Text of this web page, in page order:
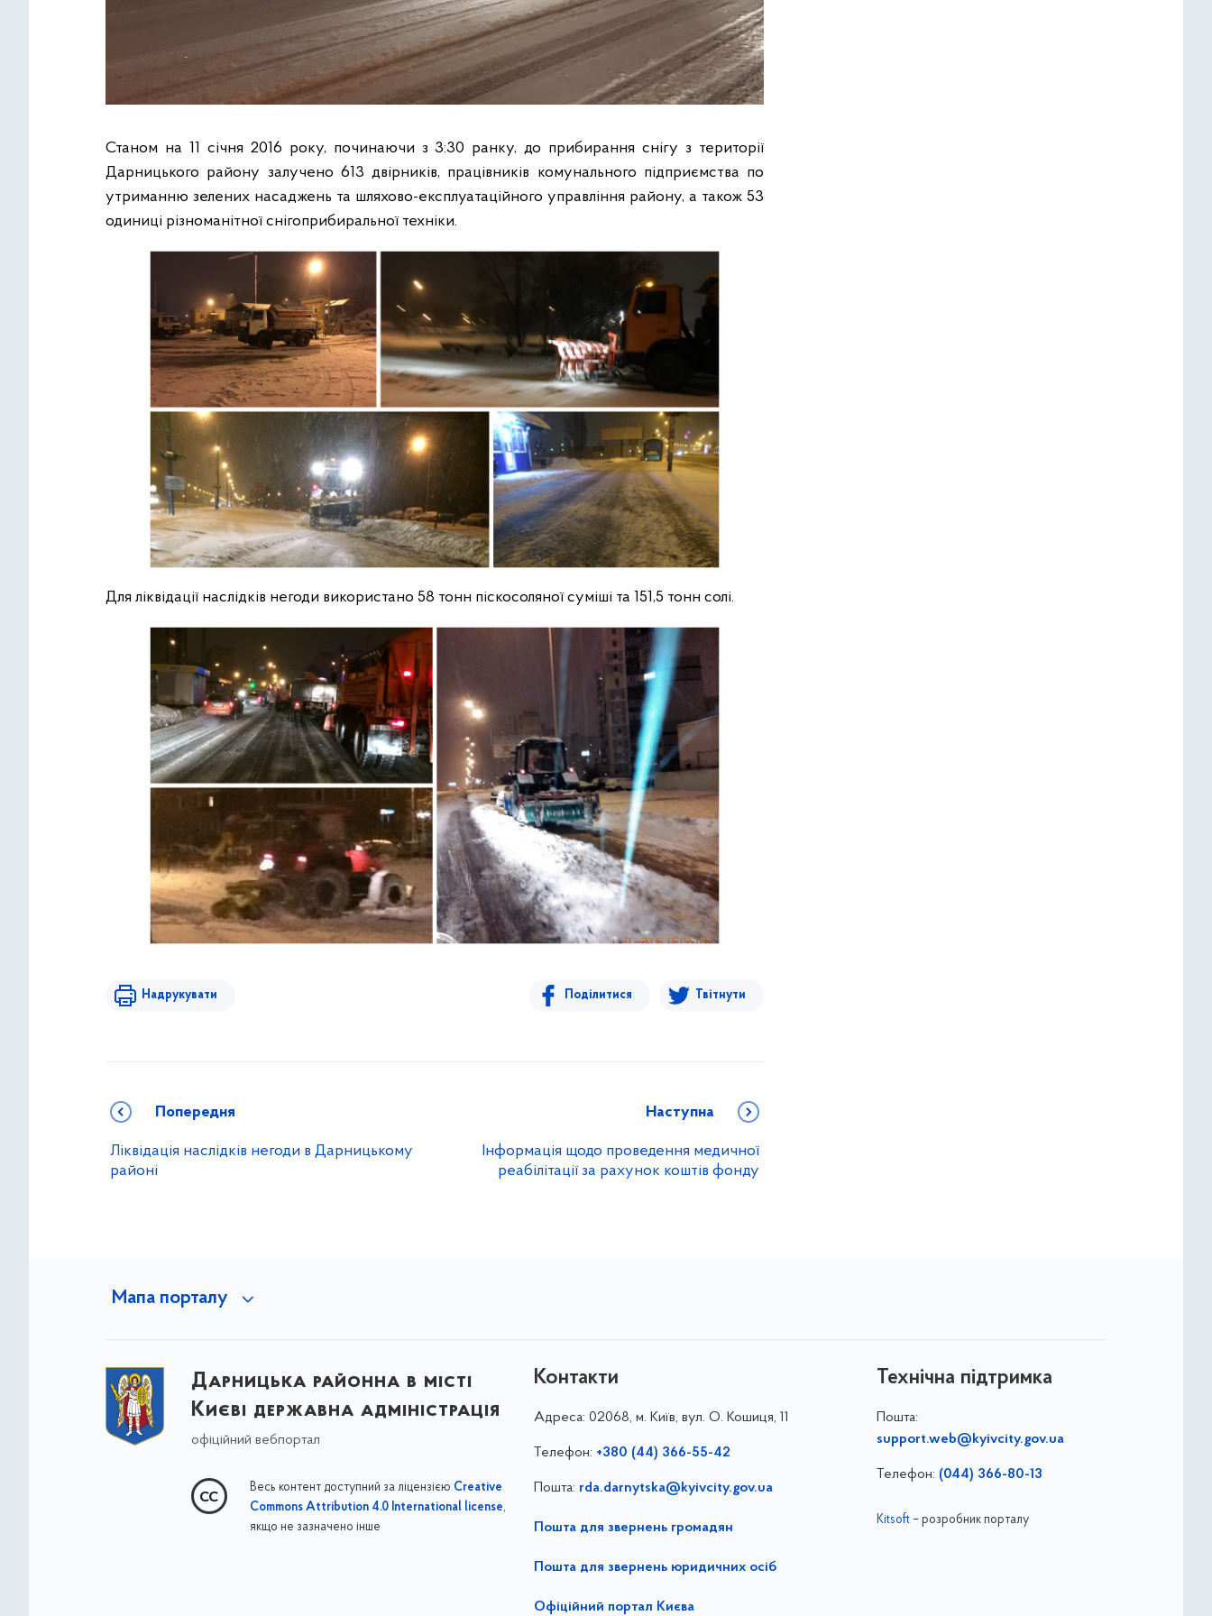
Станом на 11 січня 2016 року, починаючи з 3:30 ранку, до прибирання снігу з території
Дарницького району залучено 613 двірників, працівників комунального підприємства по
утриманню зелених насаджень та шляхово-експлуатаційного управління району, а також 53
одиниці різноманітної снігоприбиральної техніки.
Для ліквідації наслідків негоди використано 58 тонн піскосоляної суміші та 151,5 тонн солі.
Надрукувати Поділитися Твітнути
Попередня
Ліквідація наслідків негоди в Дарницькому
районі
Наступна
Інформація щодо проведення медичної
реабілітації за рахунок коштів фонду
Мапа порталу
Дарницька районна в місті
Києві державна адміністрація
офіційний вебпортал
Весь контент доступний за ліцензією Creative
Commons Attribution 4.0 International license,
якщо не зазначено інше
Контакти
Адреса: 02068, м. Київ, вул. О. Кошиця, 11
Телефон: +380 (44) 366-55-42
Пошта: rda.darnytska@kyivcity.gov.ua
Пошта для звернень громадян
Пошта для звернень юридичних осіб
Офіційний портал Києва
Технічна підтримка
Пошта:
support.web@kyivcity.gov.ua
Телефон: (044) 366-80-13
Kitsoft– розробник порталу